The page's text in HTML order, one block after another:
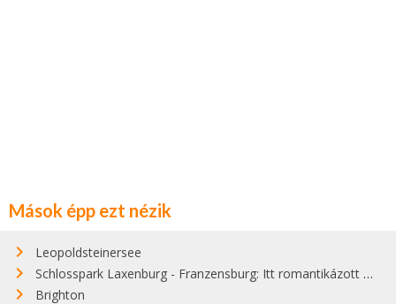
Mások épp ezt nézik
Leopoldsteinersee
Schlosspark Laxenburg - Franzensburg: Itt romantikázott Sisi és Ferenc József
Brighton